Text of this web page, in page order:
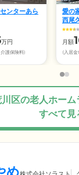
ンターあら
万円
護保険料)
愛の
西尾
月額
(入居金
区の老人ホーム
すべて見